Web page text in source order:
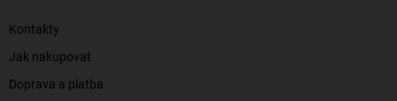
Kontakty
Jak nakupovat
Doprava a platba